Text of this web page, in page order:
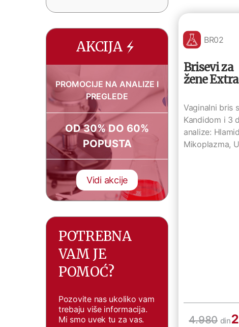
AKCIJA
PROMOCIJE NA ANALIZE I
PREGLEDE
OD 30% DO 60%
POPUSTA
Vidi akcije
POTREBNA
VAM JE
POMOĆ?
Pozovite nas ukoliko vam
trebaju više informacija.
Mi smo uvek tu za vas.
BR02
Brisevi za
žene Extra
Vaginalni bris
Kandidom i 3
analize:
Mikoplazma,
4.980 din